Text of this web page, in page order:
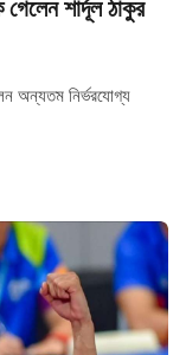
শার্দূল ঠাকুর
অন্যতম নির্ভরযোগ্য